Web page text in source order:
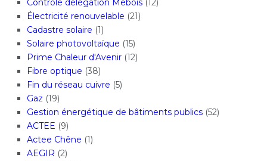
Contrôle délégation Mebois(12)
Électricité renouvelable (21)
Cadastre solaire (1)
Solaire photovoltaïque (15)
Prime Chaleur d'Avenir(12)
Fibre optique (38)
Fin du réseau cuivre (5)
Gaz (19)
Gestion énergétique de bâtiments publics(52)
ACTEE (9)
Actee Chêne (1)
AEGIR (2)